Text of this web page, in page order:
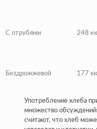
С отрубями 248
Бездрожжевой 177
Употребление хлеба
множество
считают, что хлеб